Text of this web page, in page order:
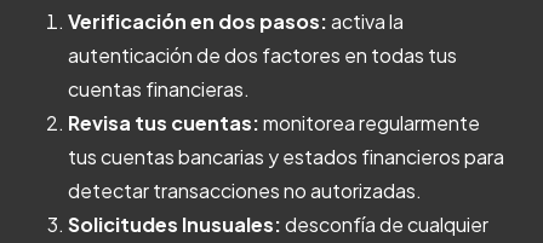
Verificación en dos pasos:activa la
autenticación de dos factores en todas tus
cuentas financieras.
Revisa tus cuentas:monitorea regularmente
tus cuentas bancarias y estados financieros para
detectar transacciones no autorizadas.
Solicitudes Inusuales:desconfía de cualquier